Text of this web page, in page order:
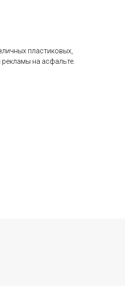
пластиковых,
рекламы на асфальте.